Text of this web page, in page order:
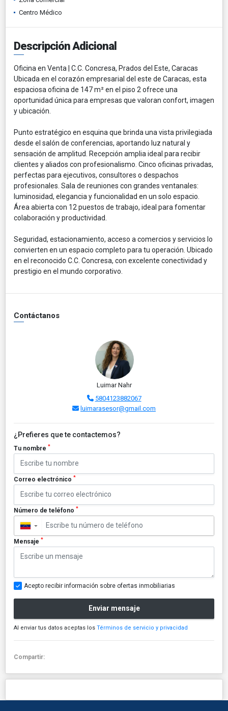
Centro Médico
Descripción Adicional
Oficina en Venta | C.C. Concresa, Prados del Este, Caracas
Ubicada en el corazón empresarial del este de Caracas, esta
espaciosa oficina de 147 m² en el piso 2 ofrece una
oportunidad única para empresas que valoran confort, imagen
y ubicación.
Punto estratégico en esquina que brinda una vista privilegiada
desde el salón de conferencias, aportando luz natural y
sensación de amplitud. Recepción amplia ideal para recibir
clientes y aliados con profesionalismo. Cinco oficinas privadas,
perfectas para ejecutivos, consultores o despachos
profesionales. Sala de reuniones con grandes ventanales:
luminosidad, elegancia y funcionalidad en un solo espacio.
Área abierta con 12 puestos de trabajo, ideal para fomentar
colaboración y productividad.
Seguridad, estacionamiento, acceso a comercios y servicios lo
convierten en un espacio completo para tu operación. Ubicado
en el reconocido C.C. Concresa, con excelente conectividad y
prestigio en el mundo corporativo.
Contáctanos
Luimar Nahr
5804123882067
luimarasesor@gmail.com
¿Prefieres que te contactemos?
Tu nombre *
Correo electrónico *
Número de teléfono *
▼
Mensaje *
Acepto recibir información sobre ofertas inmobiliarias
Enviar mensaje
Al enviar tus datos aceptas los Términos de servicio y privacidad
Compartir: